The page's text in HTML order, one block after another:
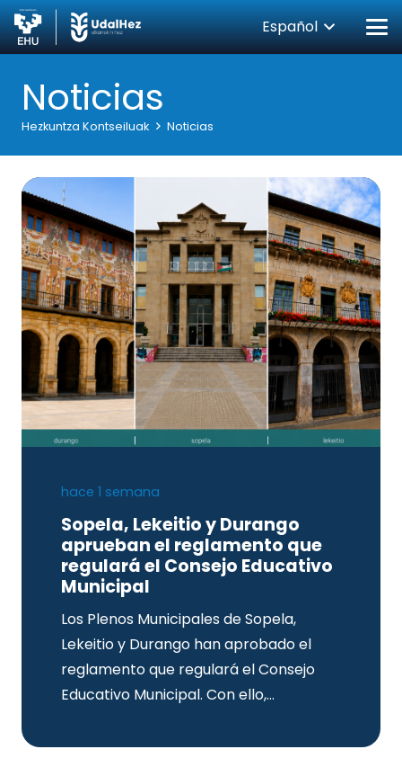
Español
Noticias
Hezkuntza Kontseiluak Noticias
hace 1 semana
Sopela, Lekeitio y Durango
aprueban el reglamento que
regulará el Consejo Educativo
Municipal
Los Plenos Municipales de Sopela,
Lekeitio y Durango han aprobado el
reglamento que regulará el Consejo
Educativo Municipal. Con ello,…